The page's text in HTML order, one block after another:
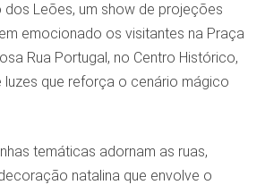
Leões, um show de projeções
emocionado os visitantes na Praça
Rua Portugal, no Centro Histórico,
luzes que reforça o cenário mágico
temáticas adornam as ruas,
natalina que envolve o